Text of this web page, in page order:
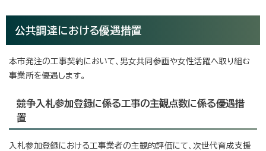
公共調達における優遇措置
本市発注の工事契約において、男女共同参画や女性活躍へ取り組む
事業所を優遇します。
競争入札参加登録に係る工事の主観点数に係る優遇措
置
入札参加登録における工事業者の主観的評価にて、次世代育成支援